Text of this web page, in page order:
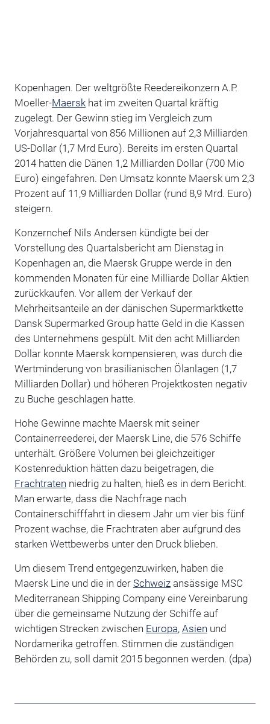
Kopenhagen. Der weltgrößte Reedereikonzern A.P.
Moeller-Maerskhat im zweiten Quartal kräftig
zugelegt. Der Gewinn stieg im Vergleich zum
Vorjahresquartal von 856 Millionen auf 2,3 Milliarden
US-Dollar (1,7 Mrd Euro). Bereits im ersten Quartal
2014 hatten die Dänen 1,2 Milliarden Dollar (700 Mio
Euro) eingefahren. Den Umsatz konnte Maersk um 2,3
Prozent auf 11,9 Milliarden Dollar (rund 8,9 Mrd. Euro)
steigern.
Konzernchef Nils Andersen kündigte bei der
Vorstellung des Quartalsbericht am Dienstag in
Kopenhagen an, die Maersk Gruppe werde in den
kommenden Monaten für eine Milliarde Dollar Aktien
zurückkaufen. Vor allem der Verkauf der
Mehrheitsanteile an der dänischen Supermarktkette
Dansk Supermarked Group hatte Geld in die Kassen
des Unternehmens gespült. Mit den acht Milliarden
Dollar konnte Maersk kompensieren, was durch die
Wertminderung von brasilianischen Ölanlagen (1,7
Milliarden Dollar) und höheren Projektkosten negativ
zu Buche geschlagen hatte.
Hohe Gewinne machte Maersk mit seiner
Containerreederei, der Maersk Line, die 576 Schiffe
unterhält. Größere Volumen bei gleichzeitiger
Kostenreduktion hätten dazu beigetragen, die
Frachtraten niedrig zu halten, hieß es in dem Bericht.
Man erwarte, dass die Nachfrage nach
Containerschifffahrt in diesem Jahr um vier bis fünf
Prozent wachse, die Frachtraten aber aufgrund des
starken Wettbewerbs unter den Druck blieben.
Um diesem Trend entgegenzuwirken, haben die
Maersk Line und die in der Schweizansässige MSC
Mediterranean Shipping Company eine Vereinbarung
über die gemeinsame Nutzung der Schiffe auf
wichtigen Strecken zwischen Europa, Asien und
Nordamerika getroffen. Stimmen die zuständigen
Behörden zu, soll damit 2015 begonnen werden. (dpa)